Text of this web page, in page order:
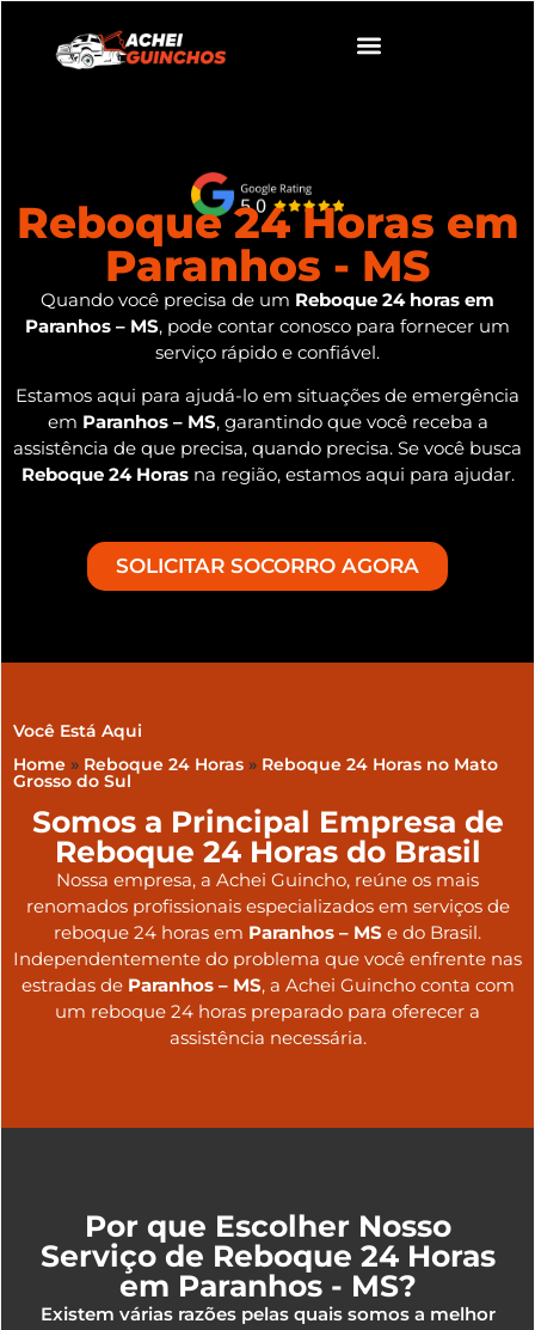
Reboque 24 Horas em
Paranhos - MS
Quando você precisa de um Reboque 24 horas em
Paranhos – MS, pode contar conosco para fornecer um
serviço rápido e confiável.
Estamos aqui para ajudá-lo em situações de emergência
em Paranhos – MS, garantindo que você receba a
assistência de que precisa, quando precisa. Se você busca
Reboque 24 Horasna região, estamos aqui para ajudar.
SOLICITAR SOCORRO AGORA
Você Está Aqui
Home » Reboque 24 Horas » Reboque 24 Horas no Mato
Grosso do Sul
Somos a Principal Empresa de
Reboque 24 Horas do Brasil
Nossa empresa, a Achei Guincho, reúne os mais
renomados profissionais especializados em serviços de
reboque 24 horas em Paranhos – MS e do Brasil.
Independentemente do problema que você enfrente nas
estradas de Paranhos – MS, a Achei Guincho conta com
um reboque 24 horas preparado para oferecer a
assistência necessária.
Por que Escolher Nosso
Serviço de Reboque 24 Horas
em Paranhos - MS?
Existem várias razões pelas quais somos a melhor